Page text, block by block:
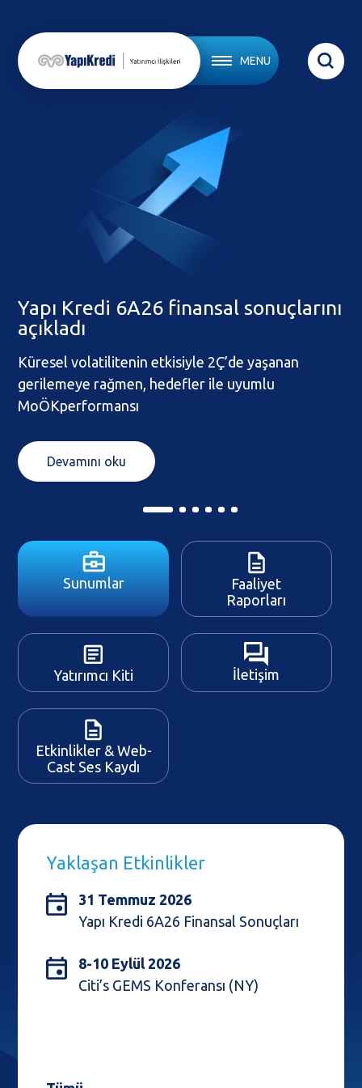
MENU
Yapı Kredi 6A26 finansal sonuçlarını
açıkladı
Küresel volatilitenin etkisiyle 2Ç’de yaşanan
gerilemeye rağmen, hedefler ile uyumlu
MoÖKperformansı
Devamını oku
Sunumlar
Faaliyet
Raporları
Yatırımcı Kiti İletişim
Etkinlikler & Web-
Cast Ses Kaydı
Yaklaşan Etkinlikler
31 Temmuz 2026
Yapı Kredi 6A26 Finansal Sonuçları
8-10 Eylül 2026
Citi’s GEMS Konferansı (NY)